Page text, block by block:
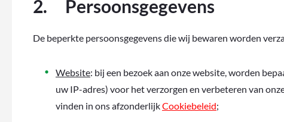
2. Persoonsgegevens
De beperkte persoonsgegevens die wij bewaren worden
Website: bij een bezoek aan onze website, worden
uw IP-adres) voor het verzorgen en verbeteren van
vinden in ons afzonderlijkCookiebeleid;